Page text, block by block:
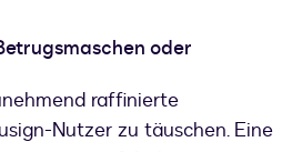
oder
raffinierte
Nutzer zu täuschen. Eine